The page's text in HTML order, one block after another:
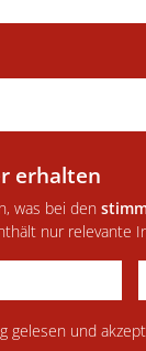
erhalten
was bei den
nur relevante
gelesen und